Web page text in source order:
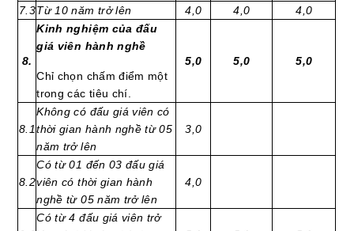
7.3Từ 10 năm trở lên 4,0 4,0 4,0
8.
Kinh nghiệm của đấu
giá viên hành nghề
Chỉ chọn chấm điểm một
trong các tiêu chí.
5,0 5,0 5,0
8.1
Không có đấu giá viên có
thời gian hành nghề từ 05
năm trở lên
3,0
8.2
Có từ 01 đến 03 đấu giá
viên có thời gian hành
nghề từ 05 năm trở lên
4,0
Có từ 4 đấu giá viên trở